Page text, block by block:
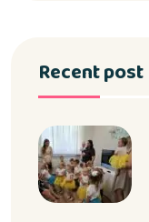
Recent post